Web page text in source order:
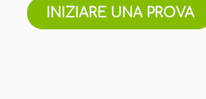
INIZIARE UNA PROVA